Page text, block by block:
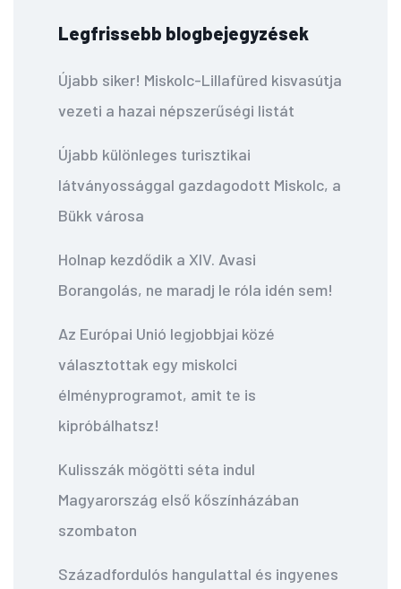
Legfrissebb blogbejegyzések
Újabb siker! Miskolc-Lillafüred kisvasútja
vezeti a hazai népszerűségi listát
Újabb különleges turisztikai
látványossággal gazdagodott Miskolc, a
Bükk városa
Holnap kezdődik a XIV. Avasi
Borangolás, ne maradj le róla idén sem!
Az Európai Unió legjobbjai közé
választottak egy miskolci
élményprogramot, amit te is
kipróbálhatsz!
Kulisszák mögötti séta indul
Magyarország első kőszínházában
szombaton
Századfordulós hangulattal és ingyenes